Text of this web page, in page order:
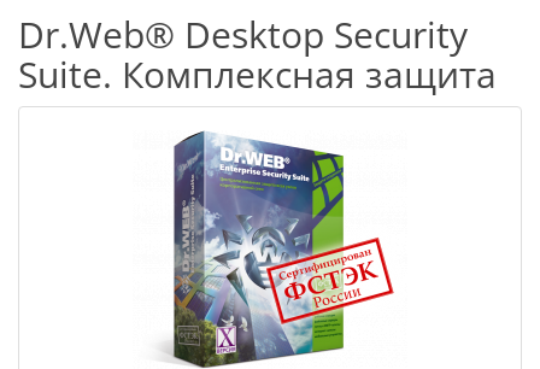
Dr.Web® Desktop Security
Suite. Комплексная защита